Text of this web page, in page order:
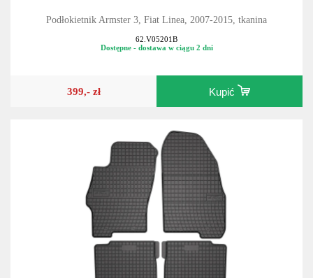
Podłokietnik Armster 3, Fiat Linea, 2007-2015, tkanina
62.V05201B
Dostępne - dostawa w ciągu 2 dni
399,- zł Kupić